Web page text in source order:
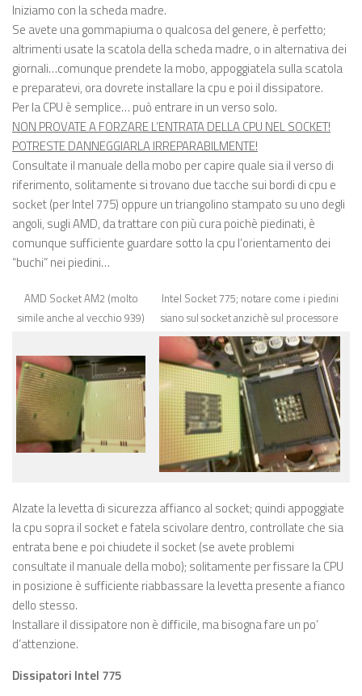
Iniziamo con la scheda madre.
Se avete una gommapiuma o qualcosa del genere, è perfetto;
altrimenti usate la scatola della scheda madre, o in alternativa dei
giornali…comunque prendete la mobo, appoggiatela sulla scatola
e preparatevi, ora dovrete installare la cpu e poi il dissipatore.
Per la CPU è semplice… può entrare in un verso solo.
NON PROVATE A FORZARE L’ENTRATA DELLA CPU NEL SOCKET!
POTRESTE DANNEGGIARLA IRREPARABILMENTE!
Consultate il manuale della mobo per capire quale sia il verso di
riferimento, solitamente si trovano due tacche sui bordi di cpu e
socket (per Intel 775) oppure un triangolino stampato su uno degli
angoli, sugli AMD, da trattare con più cura poichè piedinati, è
comunque sufficiente guardare sotto la cpu l’orientamento dei
“buchi” nei piedini…
AMD Socket AM2 (molto
simile anche al vecchio 939)
Intel Socket 775; notare come i piedini
siano sul socket anzichè sul processore
Alzate la levetta di sicurezza affianco al socket; quindi appoggiate
la cpu sopra il socket e fatela scivolare dentro, controllate che sia
entrata bene e poi chiudete il socket (se avete problemi
consultate il manuale della mobo); solitamente per fissare la CPU
in posizione è sufficiente riabbassare la levetta presente a fianco
dello stesso.
Installare il dissipatore non è difficile, ma bisogna fare un po’
d’attenzione.
Dissipatori Intel 775